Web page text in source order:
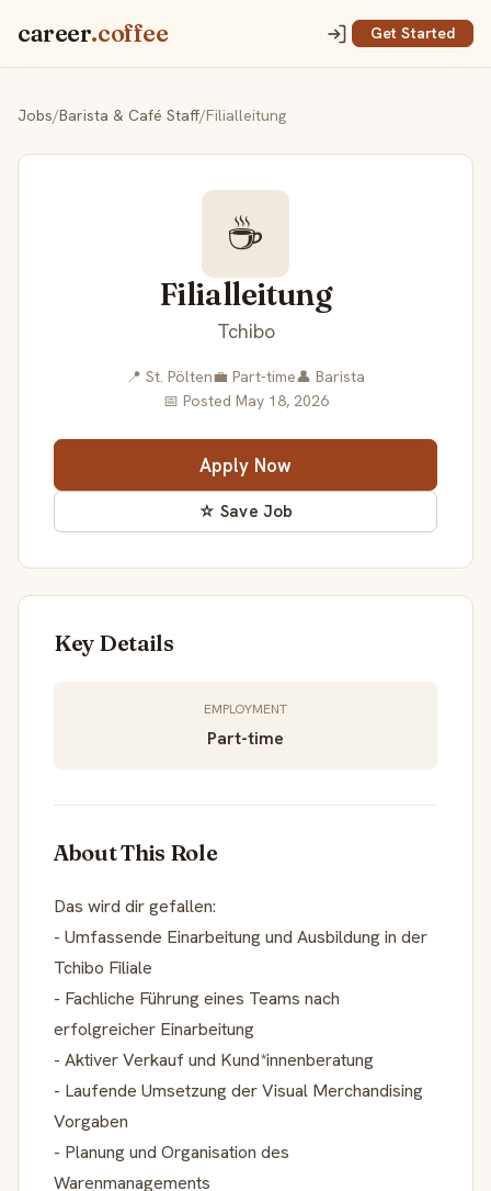
career.coffee Get Started
Jobs/Barista & Café Staff/Filialleitung
☕
Filialleitung
Tchibo
📍 St. Pölten💼 Part-time👤 Barista
📅 Posted May 18, 2026
Apply Now
☆ Save Job
Key Details
EMPLOYMENT
Part-time
About This Role
Das wird dir gefallen:
- Umfassende Einarbeitung und Ausbildung in der
Tchibo Filiale
- Fachliche Führung eines Teams nach
erfolgreicher Einarbeitung
- Aktiver Verkauf und Kund*innenberatung
- Laufende Umsetzung der Visual Merchandising
Vorgaben
- Planung und Organisation des
Warenmanagements